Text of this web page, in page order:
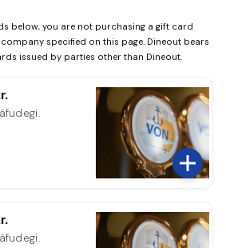
below, you are not purchasing a gift card
specified on this page. Dineout bears
issued by parties other than Dineout.